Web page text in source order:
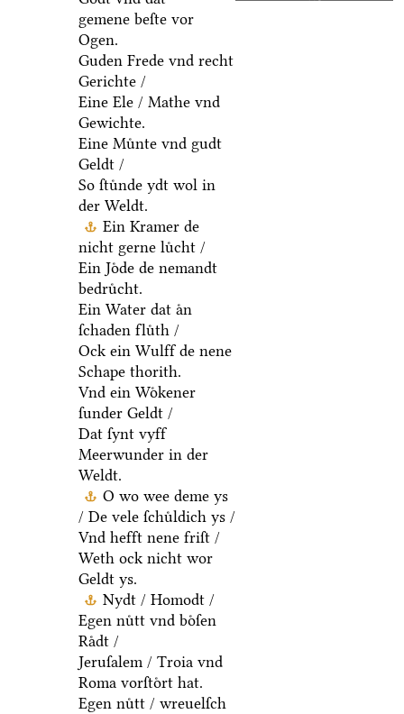
gemene beſte vor
Ogen.
Guden Frede vnd recht
Gerichte /
Eine Ele / Mathe vnd
Gewichte.
Eine Muͤnte vnd gudt
Geldt /
So ſtuͤnde ydt wol in
der Weldt.
Ein Kramer de
nicht gerne luͤcht /
Ein Joͤde de nemandt
bedruͤcht.
Ein Water dat aͤn
ſchaden fluͤth /
Ock ein Wulff de nene
Schape thorith.
Vnd ein Woͤkener
ſunder Geldt /
Dat ſynt vyff
Meerwunder in der
Weldt.
O wo wee deme ys
/ De vele ſchuͤldich ys /
Vnd hefft nene friſt /
Weth ock nicht wor
Geldt ys.
Nydt / Homodt /
Egen nuͤtt vnd boͤſen
Raͤdt /
Jeruſalem / Troia vnd
Roma vorſtoͤrt hat.
Egen nuͤtt / wreuelſch